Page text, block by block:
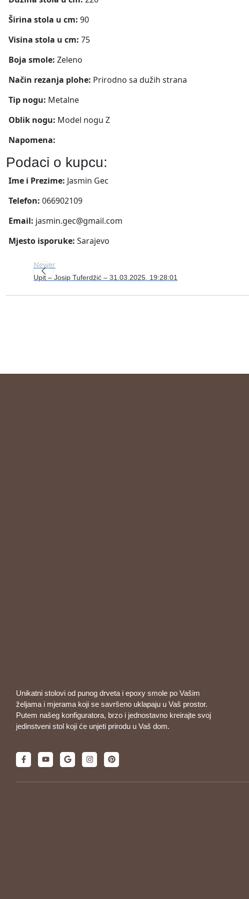
Širina stola u cm: 90
Visina stola u cm: 75
Boja smole: Zeleno
Način rezanja plohe: Prirodno sa dužih strana
Tip nogu: Metalne
Oblik nogu: Model nogu Z
Napomena:
Podaci o kupcu:
Ime i Prezime: Jasmin Gec
Telefon: 066902109
Email: jasmin.gec@gmail.com
Mjesto isporuke: Sarajevo
Newer
Upit – Josip Tuferdžić – 31.03.2025. 19:28:01
Unikatni stolovi od punog drveta i epoxy smole po Vašim
željama i mjerama koji se savršeno uklapaju u Vaš prostor.
Putem našeg konfiguratora, brzo i jednostavno kreirajte svoj
jedinstveni stol koji će unjeti prirodu u Vaš dom.